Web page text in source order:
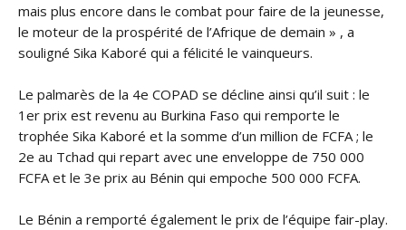
mais plus encore dans le combat pour faire de la jeunesse,
le moteur de la prospérité de l’Afrique de demain » , a
souligné Sika Kaboré qui a félicité le vainqueurs.
Le palmarès de la 4e COPAD se décline ainsi qu’il suit : le
1er prix est revenu au Burkina Faso qui remporte le
trophée Sika Kaboré et la somme d’un million de FCFA ; le
2e au Tchad qui repart avec une enveloppe de 750 000
FCFA et le 3e prix au Bénin qui empoche 500 000 FCFA.
Le Bénin a remporté également le prix de l’équipe fair-play.